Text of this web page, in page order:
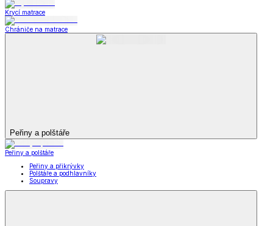
Krycí matrace
Chrániče na matrace
Peřiny a polštáře
Peřiny a polštáře
Peřiny a přikrývky
Polštáře a podhlavníky
Soupravy